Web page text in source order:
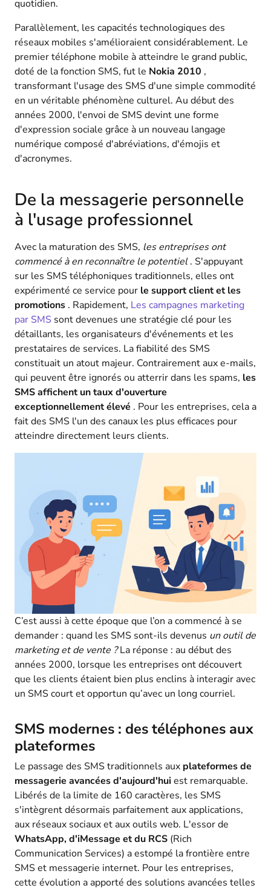
quotidien.
Parallèlement, les capacités technologiques des
réseaux mobiles s'amélioraient considérablement. Le
premier téléphone mobile à atteindre le grand public,
doté de la fonction SMS, fut le Nokia 2010 ,
transformant l'usage des SMS d'une simple commodité
en un véritable phénomène culturel. Au début des
années 2000, l'envoi de SMS devint une forme
d'expression sociale grâce à un nouveau langage
numérique composé d'abréviations, d'émojis et
d'acronymes.
De la messagerie personnelle
à l'usage professionnel
Avec la maturation des SMS, les entreprises ont
commencé à en reconnaître le potentiel. S'appuyant
sur les SMS téléphoniques traditionnels, elles ont
expérimenté ce service pour le support client et les
promotions . Rapidement, Les campagnes marketing
par SMS sont devenues une stratégie clé pour les
détaillants, les organisateurs d'événements et les
prestataires de services. La fiabilité des SMS
constituait un atout majeur. Contrairement aux e-mails,
qui peuvent être ignorés ou atterrir dans les spams, les
SMS affichent un taux d'ouverture
exceptionnellement élevé . Pour les entreprises, cela a
fait des SMS l'un des canaux les plus efficaces pour
atteindre directement leurs clients.
C’est aussi à cette époque que l’on a commencé à se
demander : quand les SMS sont-ils devenus un outil de
marketing et de vente ?La réponse : au début des
années 2000, lorsque les entreprises ont découvert
que les clients étaient bien plus enclins à interagir avec
un SMS court et opportun qu’avec un long courriel.
SMS modernes : des téléphones aux
plateformes
Le passage des SMS traditionnels aux plateformes de
messagerie avancées d'aujourd'huiest remarquable.
Libérés de la limite de 160 caractères, les SMS
s'intègrent désormais parfaitement aux applications,
aux réseaux sociaux et aux outils web. L'essor de
WhatsApp, d'iMessage et du RCS (Rich
Communication Services) a estompé la frontière entre
SMS et messagerie internet. Pour les entreprises,
cette évolution a apporté des solutions avancées telles